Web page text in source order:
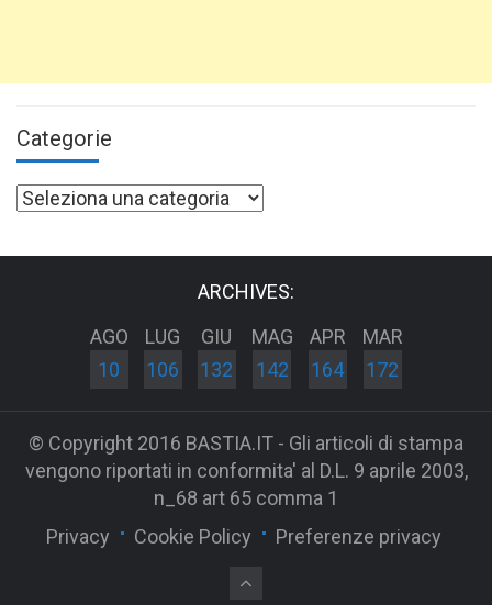
Categorie
Categorie
ARCHIVES:
AGO
10
LUG
106
GIU
132
MAG
142
APR
164
MAR
172
© Copyright 2016 BASTIA.IT - Gli articoli di stampa
vengono riportati in conformita' al D.L. 9 aprile 2003,
n_68 art 65 comma 1
Privacy
Cookie Policy Preferenze privacy